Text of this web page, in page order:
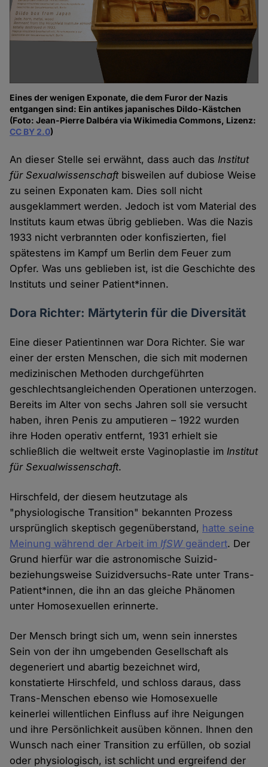
Eines der wenigen Exponate, die dem Furor der Nazis
entgangen sind: Ein antikes japanisches Dildo-Kästchen
(Foto: Jean-Pierre Dalbéra via Wikimedia Commons, Lizenz:
CC BY 2.0)
An dieser Stelle sei erwähnt, dass auch das Institut
für Sexualwissenschaftbisweilen auf dubiose Weise
zu seinen Exponaten kam. Dies soll nicht
ausgeklammert werden. Jedoch ist vom Material des
Instituts kaum etwas übrig geblieben. Was die Nazis
1933 nicht verbrannten oder konfiszierten, fiel
spätestens im Kampf um Berlin dem Feuer zum
Opfer. Was uns geblieben ist, ist die Geschichte des
Instituts und seiner Patient*innen.
Dora Richter: Märtyterin für die Diversität
Eine dieser Patientinnen war Dora Richter. Sie war
einer der ersten Menschen, die sich mit modernen
medizinischen Methoden durchgeführten
geschlechtsangleichenden Operationen unterzogen.
Bereits im Alter von sechs Jahren soll sie versucht
haben, ihren Penis zu amputieren – 1922 wurden
ihre Hoden operativ entfernt, 1931 erhielt sie
schließlich die weltweit erste Vaginoplastie im Institut
für Sexualwissenschaft.
Hirschfeld, der diesem heutzutage als
"physiologische Transition" bekannten Prozess
ursprünglich skeptisch gegenüberstand, hatte seine
Meinung während der Arbeit im IfSWgeändert. Der
Grund hierfür war die astronomische Suizid-
beziehungsweise Suizidversuchs-Rate unter Trans-
Patient*innen, die ihn an das gleiche Phänomen
unter Homosexuellen erinnerte.
Der Mensch bringt sich um, wenn sein innerstes
Sein von der ihn umgebenden Gesellschaft als
degeneriert und abartig bezeichnet wird,
konstatierte Hirschfeld, und schloss daraus, dass
Trans-Menschen ebenso wie Homosexuelle
keinerlei willentlichen Einfluss auf ihre Neigungen
und ihre Persönlichkeit ausüben können. Ihnen den
Wunsch nach einer Transition zu erfüllen, ob sozial
oder physiologisch, ist schlicht und ergreifend der